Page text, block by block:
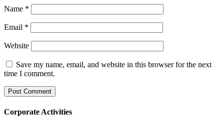
Name *
Email *
Website
Save my name, email, and website in this browser for the next
time I comment.
Corporate Activities